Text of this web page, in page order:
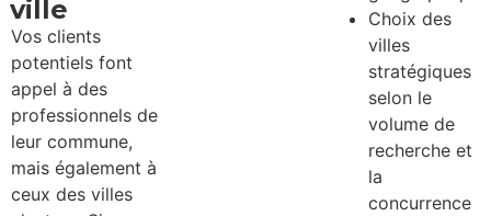
ville
Vos clients
potentiels font
appel à des
professionnels de
leur commune,
mais également à
ceux des villes
Choix des
villes
stratégiques
selon le
volume de
recherche et
la
concurrence